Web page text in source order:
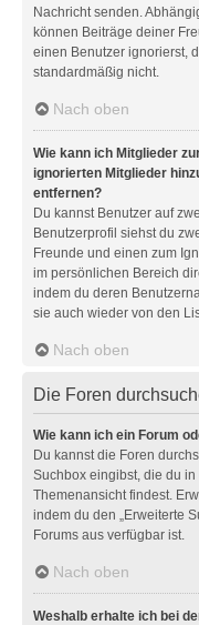
Nachricht senden.
können Beiträge deiner
einen Benutzer ignorierst,
standardmäßig nicht.
Nach oben
Wie kann ich Mitglieder
ignorierten Mitglieder
entfernen?
Du kannst Benutzer auf
Benutzerprofil siehst du
Freunde und einen zum
im persönlichen Bereich
indem du deren
sie auch wieder von den
Nach oben
Die Foren
Wie kann ich ein Forum
Du kannst die Foren
Suchbox eingibst, die du
Themenansicht findest.
indem du den „Erweiterte
Forums aus verfügbar ist.
Nach oben
Weshalb erhalte ich bei